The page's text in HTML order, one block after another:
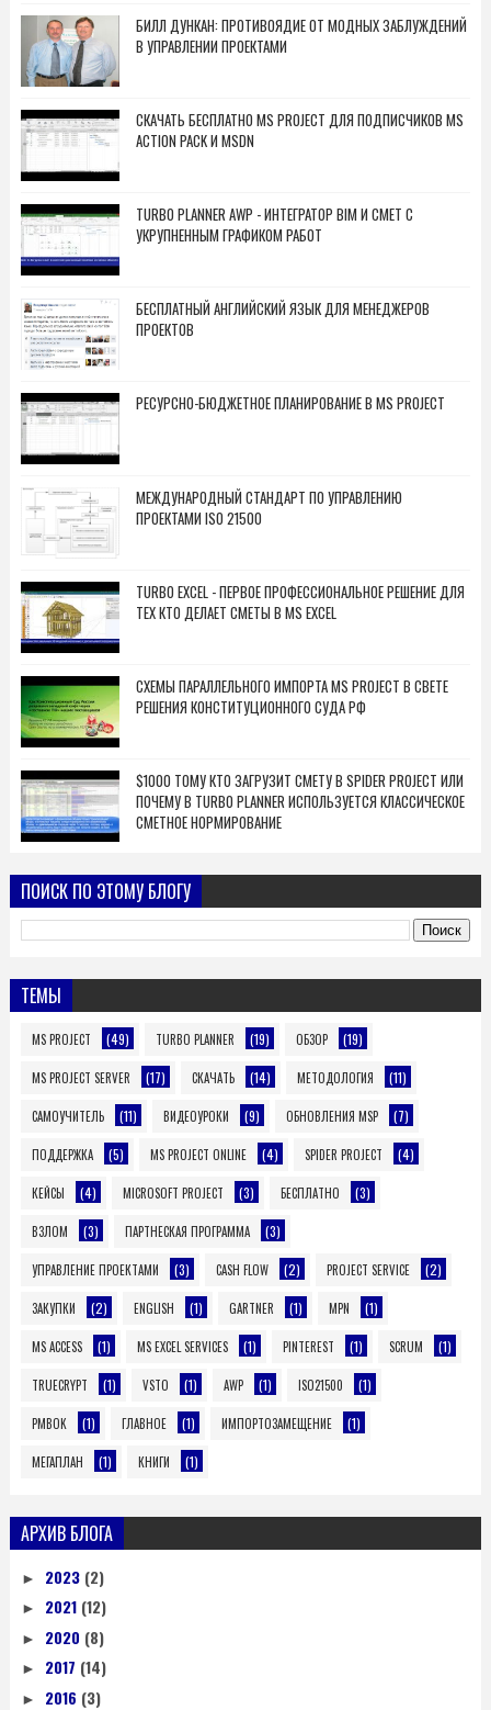
БИЛЛ ДУНКАН: ПРОТИВОЯДИЕ ОТ МОДНЫХ ЗАБЛУЖДЕНИЙ
В УПРАВЛЕНИИ ПРОЕКТАМИ
СКАЧАТЬ БЕСПЛАТНО MS PROJECT ДЛЯ ПОДПИСЧИКОВ MS
ACTION PACK И MSDN
TURBO PLANNER AWP - ИНТЕГРАТОР BIM И СМЕТ С
УКРУПНЕННЫМ ГРАФИКОМ РАБОТ
БЕСПЛАТНЫЙ АНГЛИЙСКИЙ ЯЗЫК ДЛЯ МЕНЕДЖЕРОВ
ПРОЕКТОВ
РЕСУРСНО-БЮДЖЕТНОЕ ПЛАНИРОВАНИЕ В MS PROJECT
МЕЖДУНАРОДНЫЙ СТАНДАРТ ПО УПРАВЛЕНИЮ
ПРОЕКТАМИ ISO 21500
TURBO EXCEL - ПЕРВОЕ ПРОФЕССИОНАЛЬНОЕ РЕШЕНИЕ ДЛЯ
ТЕХ КТО ДЕЛАЕТ СМЕТЫ В MS EXCEL
СХЕМЫ ПАРАЛЛЕЛЬНОГО ИМПОРТА MS PROJECT В СВЕТЕ
РЕШЕНИЯ КОНСТИТУЦИОННОГО СУДА РФ
$1000 ТОМУ КТО ЗАГРУЗИТ СМЕТУ В SPIDER PROJECT ИЛИ
ПОЧЕМУ В TURBO PLANNER ИСПОЛЬЗУЕТСЯ КЛАССИЧЕСКОЕ
СМЕТНОЕ НОРМИРОВАНИЕ
ПОИСК ПО ЭТОМУ БЛОГУ
ТЕМЫ
MS PROJECT (49) TURBO PLANNER (19) ОБЗОР (19)
MS PROJECT SERVER (17) СКАЧАТЬ (14) МЕТОДОЛОГИЯ (11)
САМОУЧИТЕЛЬ (11) ВИДЕОУРОКИ (9) ОБНОВЛЕНИЯ MSP (7)
ПОДДЕРЖКА (5) MS PROJECT ONLINE (4) SPIDER PROJECT (4)
КЕЙСЫ (4) MICROSOFT PROJECT (3) БЕСПЛАТНО (3)
ВЗЛОМ (3) ПАРТНЕСКАЯ ПРОГРАММА (3)
УПРАВЛЕНИЕ ПРОЕКТАМИ (3) CASH FLOW (2) PROJECT SERVICE (2)
ЗАКУПКИ (2) ENGLISH (1) GARTNER (1) MPN (1)
MS ACCESS (1) MS EXCEL SERVICES (1) PINTEREST (1) SCRUM (1)
TRUECRYPT (1) VSTO (1) AWP (1) ISO21500 (1)
PMBOK (1) ГЛАВНОЕ (1) ИМПОРТОЗАМЕЩЕНИЕ (1)
МЕГАПЛАН (1) КНИГИ (1)
АРХИВ БЛОГА
► 2023 (2)
► 2021 (12)
► 2020 (8)
► 2017 (14)
► 2016 (3)